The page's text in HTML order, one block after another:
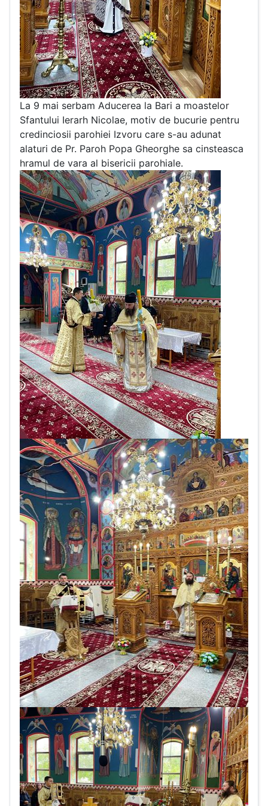
La 9 mai serbam Aducerea la Bari a moastelor
Sfantului Ierarh Nicolae, motiv de bucurie pentru
credinciosii parohiei Izvoru care s-au adunat
alaturi de Pr. Paroh Popa Gheorghe sa cinsteasca
hramul de vara al bisericii parohiale.